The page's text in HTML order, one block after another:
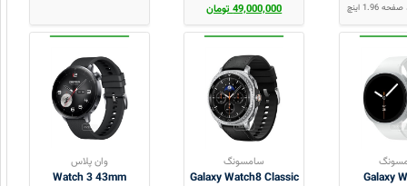
صفحه 1.96 اینچ 49,000,000 تومان
Galaxy
سامسونگ
Galaxy Watch8 Classic
وان پلاس
Watch 3 43mm